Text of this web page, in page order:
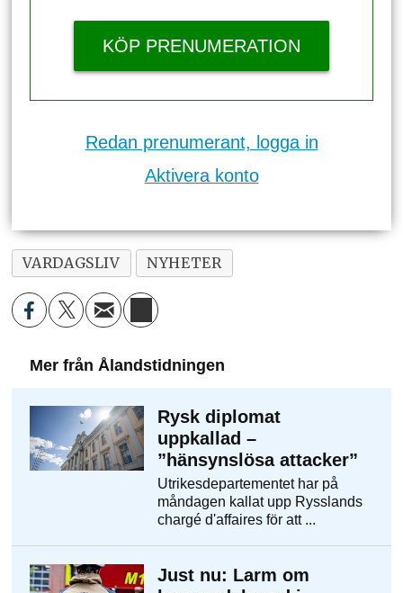
KÖP PRENUMERATION
Redan prenumerant, logga in
Aktivera konto
VARDAGSLIV NYHETER